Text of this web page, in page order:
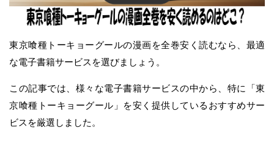
東京喰種トーキョーグールの漫画を全巻安く読むなら、最適
な電子書籍サービスを選びましょう。
この記事では、様々な電子書籍サービスの中から、特に「東
京喰種トーキョーグール」を安く提供しているおすすめサー
ビスを厳選しました。